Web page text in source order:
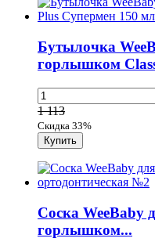
Бутылочка
горлышком
1 113
Скидка 33%
Соска WeeBaby
горлышком...